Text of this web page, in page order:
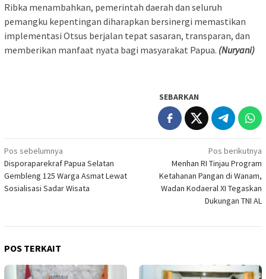
Ribka menambahkan, pemerintah daerah dan seluruh
pemangku kepentingan diharapkan bersinergi memastikan
implementasi Otsus berjalan tepat sasaran, transparan, dan
memberikan manfaat nyata bagi masyarakat Papua. (Nuryani)
SEBARKAN
Navigasi
pos
Pos sebelumnya
Disporaparekraf Papua Selatan
Gembleng 125 Warga Asmat Lewat
Sosialisasi Sadar Wisata
Pos berikutnya
Menhan RI Tinjau Program
Ketahanan Pangan di Wanam,
Wadan Kodaeral XI Tegaskan
Dukungan TNI AL
POS TERKAIT